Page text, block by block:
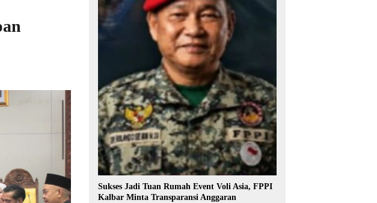
Sukses Jadi Tuan Rumah Event Voli Asia, FPPI
Kalbar Minta Transparansi Anggaran